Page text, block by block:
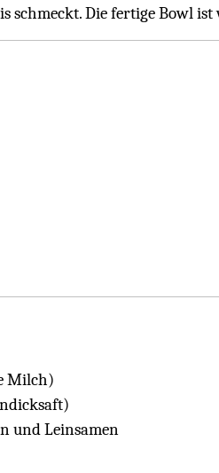
schmeckt. Die fertige Bowl
Milch)
und Leinsamen